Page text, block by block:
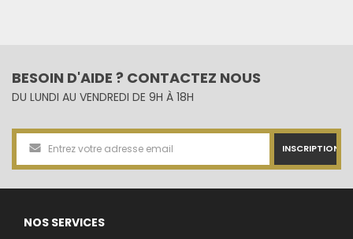
BESOIN D'AIDE ? CONTACTEZ NOUS
DU LUNDI AU VENDREDI DE 9H À 18H
INSCRIPTION
NOS SERVICES